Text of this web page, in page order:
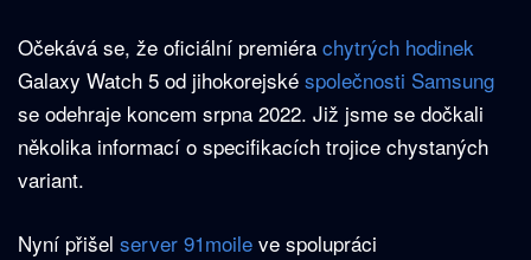
Očekává se, že oficiální premiéra chytrých hodinek
Galaxy Watch 5 od jihokorejské společnosti Samsung
se odehraje koncem srpna 2022. Již jsme se dočkali
několika informací o specifikacích trojice chystaných
variant.
Nyní přišel server 91moile ve spolupráci